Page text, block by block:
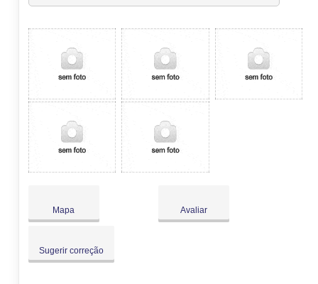
Qua:
09:00-18:00
Qui:
09:00- 18:00
- 18:00
Abre às 09:00
Sáb:
Fechado
Dom:
Fechado
Mapa Avaliar
Sugerir correção